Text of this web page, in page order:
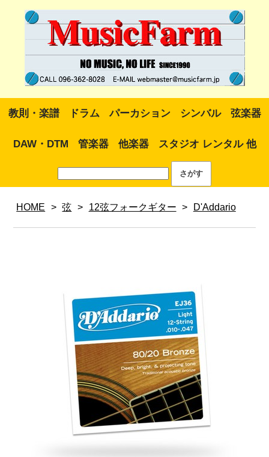
教則・楽譜 ドラム パーカション シンバル 弦楽器
DAW・DTM 管楽器 他楽器 スタジオ レンタル 他
HOME > 弦 > 12弦フォークギター > D'Addario